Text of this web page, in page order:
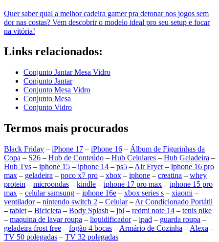
Quer saber qual a melhor cadeira gamer pra detonar nos jogos sem
dor nas costas? Vem descobrir o modelo ideal pro seu setup e focar
na vitória!
Links relacionados:
Conjunto Jantar Mesa Vidro
Conjunto Jantar
Conjunto Mesa Vidro
Conjunto Mesa
Conjunto Vidro
Termos mais procurados
Black Friday – iPhone 17 – iPhone 16 – Álbum de Figurinhas da
Copa – S26 – Hub de Conteúdo – Hub Celulares – Hub Geladeira –
Hub Tvs – iphone 15 – iphone 14 – ps5 – Air Fryer– iphone 16 pro
max – geladeira – poco x7 pro – xbox – iphone – creatina – whey
protein – microondas – kindle – iphone 17 pro max – iphone 15 pro
max – celular samsung – iphone 16e – xbox series s – xiaomi –
ventilador– nintendo switch 2 – Celular– Ar Condicionado Portátil
– tablet – Bicicleta – Body Splash – jbl – redmi note 14 – tenis nike
– maquina de lavar roupa – liquidificador– ipad – guarda roupa –
geladeira frost free – fogão 4 bocas – Armário de Cozinha – Alexa –
TV 50 polegadas – TV 32 polegadas